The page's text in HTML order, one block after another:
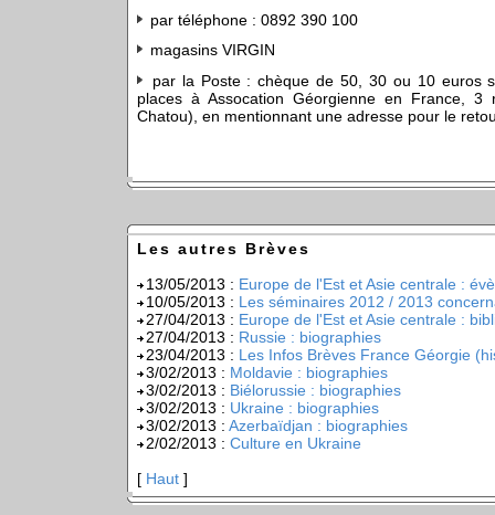
par téléphone : 0892 390 100
magasins VIRGIN
par la Poste : chèque de 50, 30 ou 10 euros
places à Assocation Géorgienne en France, 3
Chatou), en mentionnant une adresse pour le
Les autres Brèves
13/05/2013 : Europe de l'Est et Asie centrale :
10/05/2013 : Les séminaires 2012 / 2013
27/04/2013 : Europe de l'Est et Asie centrale :
27/04/2013 : Russie : biographies
23/04/2013 : Les Infos Brèves France Géorgie
3/02/2013 : Moldavie : biographies
3/02/2013 : Biélorussie : biographies
3/02/2013 : Ukraine : biographies
3/02/2013 : Azerbaïdjan : biographies
2/02/2013 : Culture en Ukraine
[ Haut ]